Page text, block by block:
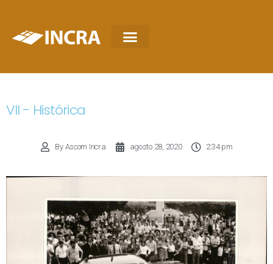
VII - Histórica
ByAscom Incra agosto 28, 2020 2:34 pm